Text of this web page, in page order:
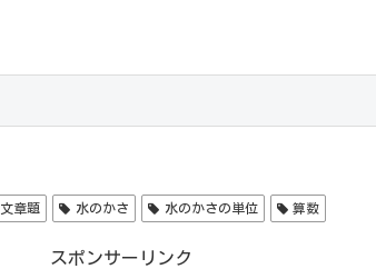
文章題 水のかさ 水のかさの単位 算数
スポンサーリンク